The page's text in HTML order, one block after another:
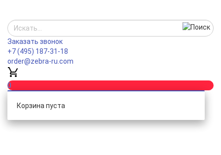
Заказать звонок
+7 (495) 187-31-18
order@zebra-ru.com
0
Корзина пуста